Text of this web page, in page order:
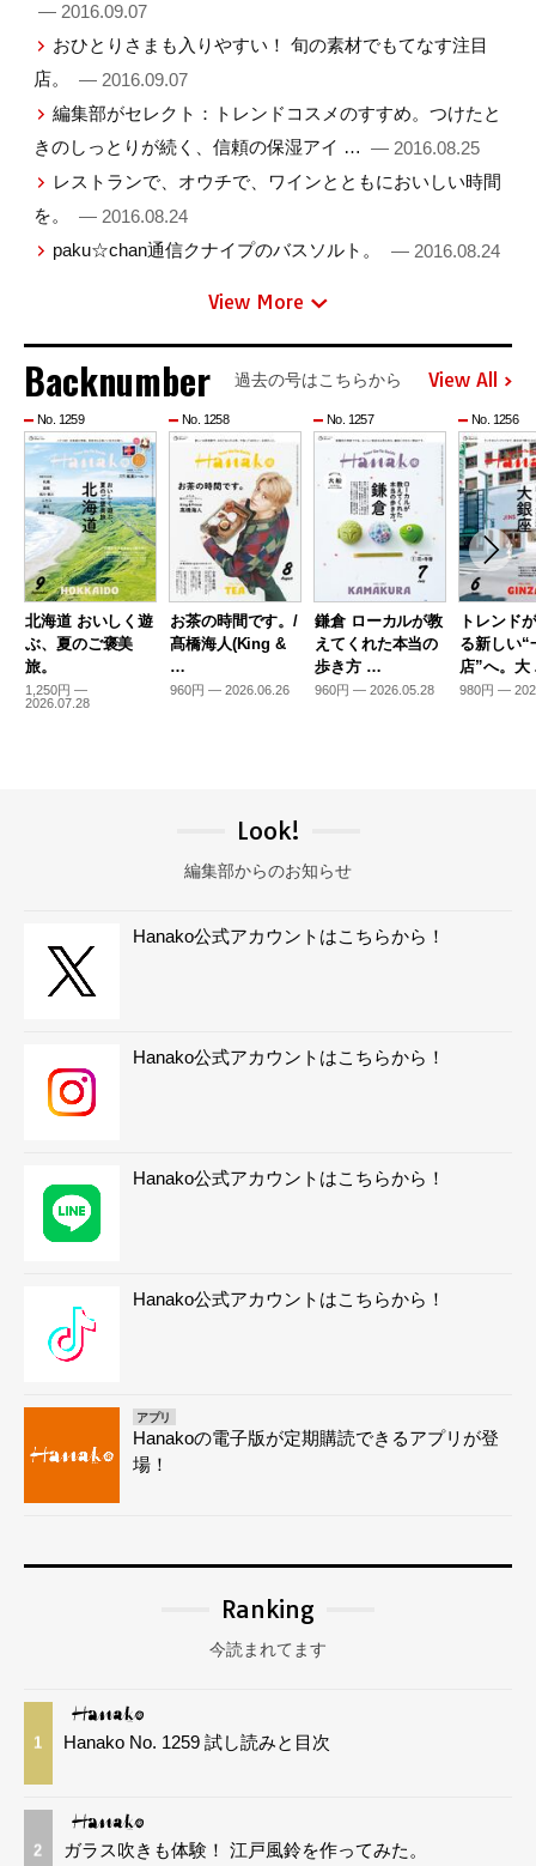
— 2016.09.07
おひとりさまも入りやすい！ 旬の素材でもてなす注目
店。
— 2016.09.07
編集部がセレクト：トレンドコスメのすすめ。つけたと
きのしっとりが続く、信頼の保湿アイ … — 2016.08.25
レストランで、オウチで、ワインとともにおいしい時間
を。
— 2016.08.24
paku☆chan通信クナイプのバスソルト。
— 2016.08.24
View More
Backnumber 過去の号はこちらから View All
No. 1259
北海道 おいしく遊
ぶ、夏のご褒美
旅。
1,250円 —
2026.07.28
No. 1258
お茶の時間です。/
髙橋海人(King &
…
960円 — 2026.06.26
No. 1257
鎌倉 ローカルが教
えてくれた本当の
歩き方 …
960円 — 2026.05.28
No. 1256
トレンド
る新しい“
店”へ。
980円 —
Look!
編集部からのお知らせ
Hanako公式アカウントはこちらから！
Hanako公式アカウントはこちらから！
Hanako公式アカウントはこちらから！
Hanako公式アカウントはこちらから！
アプリ
Hanakoの電子版が定期購読できるアプリが登
場！
Ranking
今読まれてます
1 Hanako No. 1259 試し読みと目次
2 ガラス吹きも体験！ 江戸風鈴を作ってみた。